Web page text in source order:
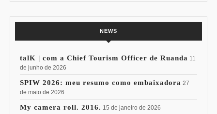
NEWS
talK | com a Chief Tourism Officer de Ruanda 11
de junho de 2026
SPIW 2026: meu resumo como embaixadora 27
de maio de 2026
My camera roll. 2016. 15 de janeiro de 2026